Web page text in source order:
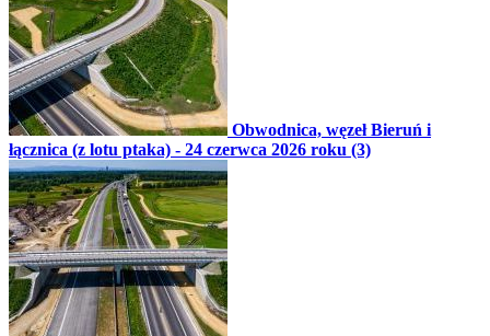
Obwodnica, węzeł Bieruń i
łącznica (z lotu ptaka) - 24 czerwca 2026 roku (3)